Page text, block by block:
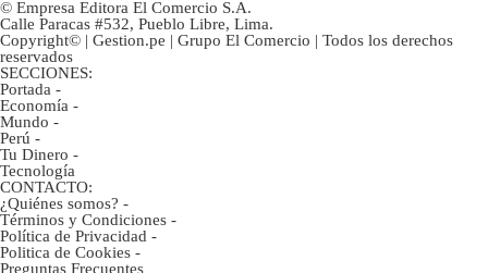
© Empresa Editora El Comercio S.A.
Calle Paracas #532, Pueblo Libre, Lima.
Copyright© | Gestion.pe | Grupo El Comercio | Todos los derechos
reservados
SECCIONES:
Portada -
Economía -
Mundo -
Perú -
Tu Dinero -
Tecnología
CONTACTO:
¿Quiénes somos? -
Términos y Condiciones -
Política de Privacidad -
Politica de Cookies -
Preguntas Frecuentes